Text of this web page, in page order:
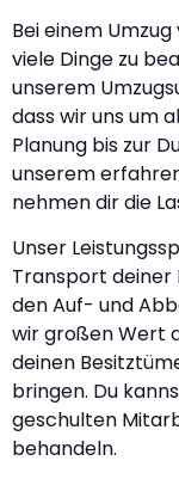
Bei einem
viele Dinge zu
unserem
dass wir uns um
Planung bis zur
unserem
nehmen dir die
Unser
Transport deiner
den Auf- und
wir großen Wert
deinen
bringen. Du
geschulten
behandeln.